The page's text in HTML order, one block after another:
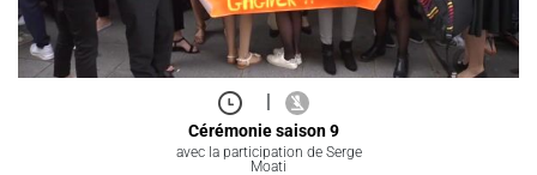
Cérémonie saison 9
avec la participation de Serge
Moati